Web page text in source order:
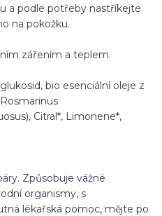
a podle potřeby nastříkejte
na pokožku.
zářením a teplem.
bio esenciální oleje z
Citral*, Limonene*,
Způsobuje vážné
organismy, s
lékařská pomoc, mějte po